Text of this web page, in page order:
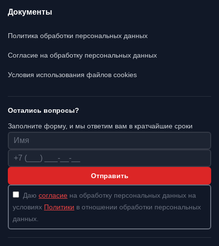
Документы
Политика обработки персональных данных
Согласие на обработку персональных данных
Условия использования файлов cookies
Остались вопросы?
Заполните форму, и мы ответим вам в кратчайшие сроки
Имя
Телефон
Отправить
Даю согласие на обработку персональных данных на
условиях Политики в отношении обработки персональных
данных.